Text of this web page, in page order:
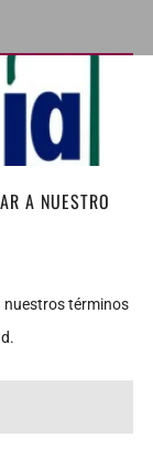
A NUESTRO
nuestros términos